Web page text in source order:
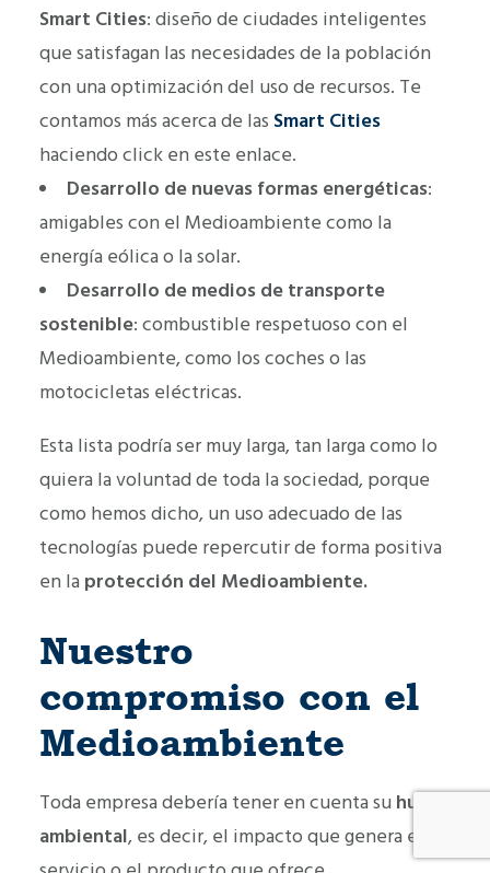
Smart Cities: diseño de ciudades inteligentes
que satisfagan las necesidades de la población
con una optimización del uso de recursos. Te
contamos más acerca de las Smart Cities
haciendo click en este enlace.
Desarrollo de nuevas formas energéticas:
amigables con el Medioambiente como la
energía eólica o la solar.
Desarrollo de medios de transporte
sostenible: combustible respetuoso con el
Medioambiente, como los coches o las
motocicletas eléctricas.
Esta lista podría ser muy larga, tan larga como lo
quiera la voluntad de toda la sociedad, porque
como hemos dicho, un uso adecuado de las
tecnologías puede repercutir de forma positiva
en la protección del Medioambiente.
Nuestro
compromiso con el
Medioambiente
Toda empresa debería tener en cuenta su huella
ambiental, es decir, el impacto que genera el